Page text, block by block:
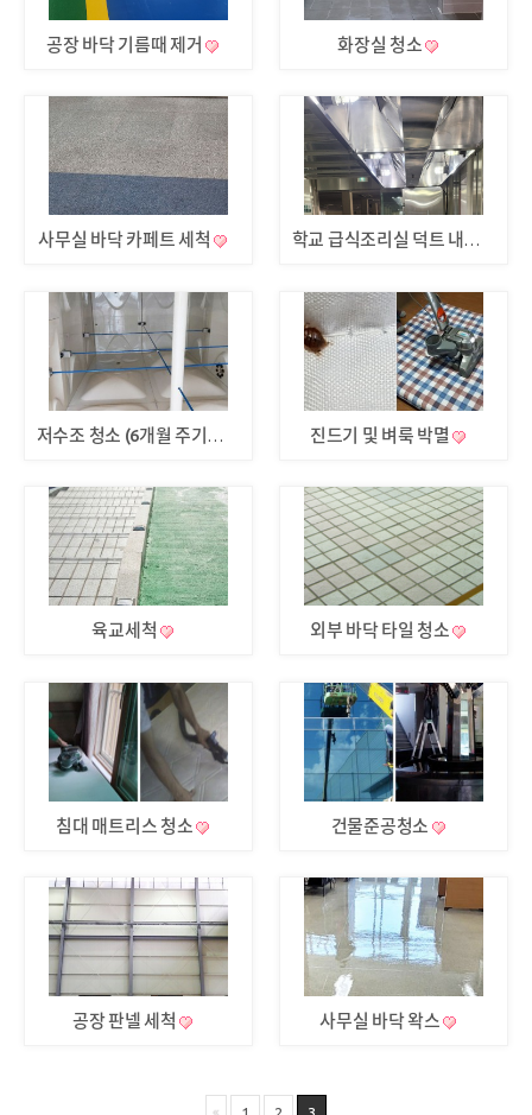
공장 바닥 기름때 제거 화장실 청소
사무실 바닥 카페트 세척 학교 급식조리실 덕트 내부 기름때 제거
진드기 및 벼룩 박멸
육교세척 외부 바닥 타일 청소
침대 매트리스 청소 건물준공청소
공장 판넬 세척 사무실 바닥 왁스